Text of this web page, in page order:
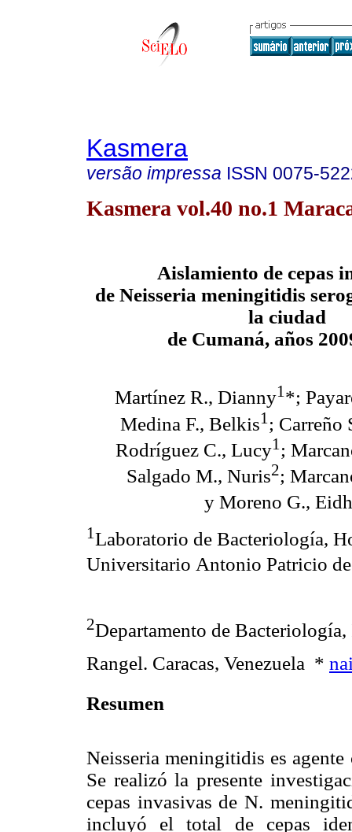
Kasmera
versão impressa ISSN 0075-
Kasmera vol.40 no.1
Aislamiento de cepas
de Neisseria meningitidis
la ciudad
de Cumaná, años
Martínez R., Dianny1 *;
Medina F., Belkis1 ; Carreño
Rodríguez C., Lucy1 ;
Salgado M., Nuris2;
y Moreno G.,
1Laboratorio de Bacteriología,
Universitario Antonio Patricio
2Departamento de
Rangel. Caracas, Venezuela *
Resumen
Neisseria meningitidis es
Se realizó la presente
cepas invasivas de N.
incluyó el total de cepas